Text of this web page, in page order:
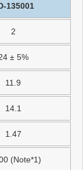
135001
2
± 5%
11.9
14.1
1.47
(Note*1)